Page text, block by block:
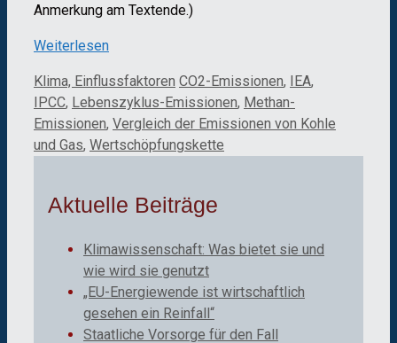
Anmerkung am Textende.)
Weiterlesen
Kategorien
Klima, Einflussfaktoren Schlagwörter
CO2-Emissionen, IEA,
IPCC, Lebenszyklus-Emissionen, Methan-
Emissionen, Vergleich der Emissionen von Kohle
und Gas, Wertschöpfungskette
Aktuelle Beiträge
Klimawissenschaft: Was bietet sie und
wie wird sie genutzt
„EU-Energiewende ist wirtschaftlich
gesehen ein Reinfall“
Staatliche Vorsorge für den Fall